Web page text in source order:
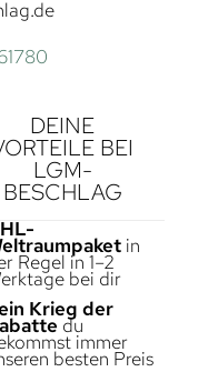
DEINE
BEI
LGM-
BESCHLAG
in
Regel in 1–2
bei dir
Krieg der
du
immer
besten Preis